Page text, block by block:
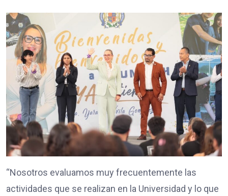
“Nosotros evaluamos muy frecuentemente las
actividades que se realizan en la Universidad y lo que